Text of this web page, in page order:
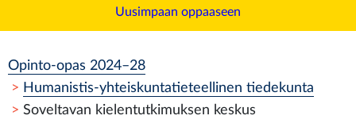
Uusimpaan oppaaseen
Opinto-opas 2024–28
Humanistis-yhteiskuntatieteellinen tiedekunta
Soveltavan kielentutkimuksen keskus